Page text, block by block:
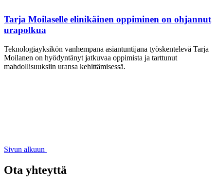
Tarja Moilaselle elinikäinen oppiminen on ohjannut
urapolkua
Teknologiayksikön vanhempana asiantuntijana työskentelevä Tarja
Moilanen on hyödyntänyt jatkuvaa oppimista ja tarttunut
mahdollisuuksiin uransa kehittämisessä.
Sivun alkuun
Ota yhteyttä